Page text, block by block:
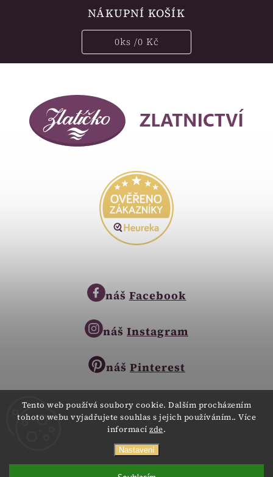
Tento web používá soubory cookie. Dalším procházením
tohoto webu vyjadřujete souhlas s jejich používáním.. Více
informací zde.
Nastavení
obchod@zlatnictvi-zlaticko.cz
NÁKUPNÍ KOŠÍK
0ks /0 Kč
náš Facebook
náš Instagram
náš Pinterest
Copyright © 2023
Všechna práva vyhrazena.
WebdesignDigitalka.cz